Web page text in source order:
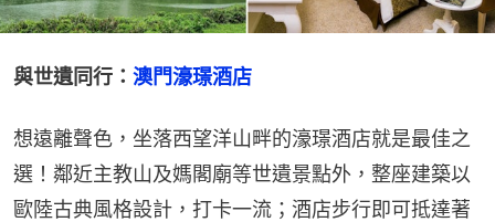
與世遺同行： 澳門濠璟酒店
想遠離聲色，坐落西望洋山畔的濠璟酒店就是最佳之
選！鄰近主教山及媽閣廟等世遺景點外，整座建築以
歐陸古典風格設計，打卡一流；酒店步行即可抵達著